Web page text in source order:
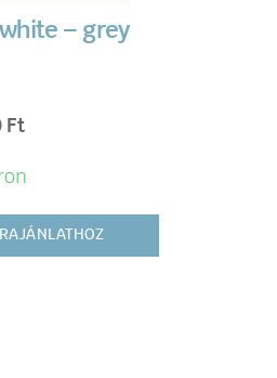
– grey
Ft